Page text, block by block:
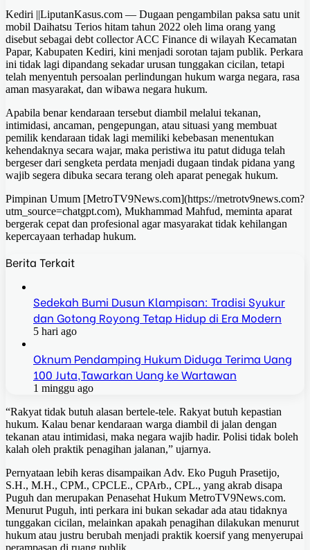
Kediri ||LiputanKasus.com — Dugaan pengambilan paksa satu unit
mobil Daihatsu Terios hitam tahun 2022 oleh lima orang yang
disebut sebagai debt collector ACC Finance di wilayah Kecamatan
Papar, Kabupaten Kediri, kini menjadi sorotan tajam publik. Perkara
ini tidak lagi dipandang sekadar urusan tunggakan cicilan, tetapi
telah menyentuh persoalan perlindungan hukum warga negara, rasa
aman masyarakat, dan wibawa negara hukum.
Apabila benar kendaraan tersebut diambil melalui tekanan,
intimidasi, ancaman, pengepungan, atau situasi yang membuat
pemilik kendaraan tidak lagi memiliki kebebasan menentukan
kehendaknya secara wajar, maka peristiwa itu patut diduga telah
bergeser dari sengketa perdata menjadi dugaan tindak pidana yang
wajib segera dibuka secara terang oleh aparat penegak hukum.
Pimpinan Umum [MetroTV9News.com](https://metrotv9news.com?
utm_source=chatgpt.com), Mukhammad Mahfud, meminta aparat
bergerak cepat dan profesional agar masyarakat tidak kehilangan
kepercayaan terhadap hukum.
Berita Terkait
Sedekah Bumi Dusun Klampisan: Tradisi Syukur
dan Gotong Royong Tetap Hidup di Era Modern
5 hari ago
Oknum Pendamping Hukum Diduga Terima Uang
100 Juta,Tawarkan Uang ke Wartawan
1 minggu ago
“Rakyat tidak butuh alasan bertele-tele. Rakyat butuh kepastian
hukum. Kalau benar kendaraan warga diambil di jalan dengan
tekanan atau intimidasi, maka negara wajib hadir. Polisi tidak boleh
kalah oleh praktik penagihan jalanan,” ujarnya.
Pernyataan lebih keras disampaikan Adv. Eko Puguh Prasetijo,
S.H., M.H., CPM., CPCLE., CPArb., CPL., yang akrab disapa
Puguh dan merupakan Penasehat Hukum MetroTV9News.com.
Menurut Puguh, inti perkara ini bukan sekadar ada atau tidaknya
tunggakan cicilan, melainkan apakah penagihan dilakukan menurut
hukum atau justru berubah menjadi praktik koersif yang menyerupai